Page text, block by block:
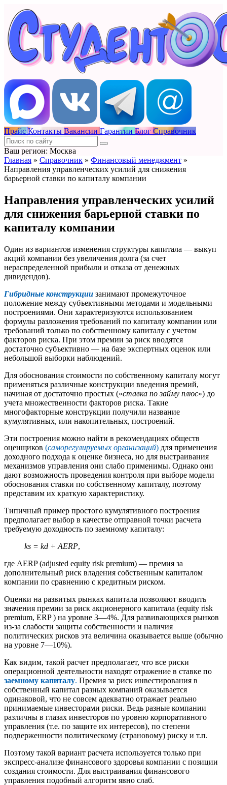
Прайс Контакты Вакансии Гарантии Блог Справочник
Ваш регион: Москва
Главная » Справочник » Финансовый менеджмент »
Направления управленческих усилий для снижения
барьерной ставки по капиталу компании
Направления управленческих усилий
для снижения барьерной ставки по
капиталу компании
Один из вариантов изменения структуры капитала — выкуп
акций компании без увеличения долга (за счет
нераспределенной прибыли и отказа от денежных
дивидендов).
Гибридные конструкции занимают промежуточное
положение между субъективными методами и модельными
построениями. Они характеризуются использованием
формулы разложения требований по капиталу компании или
требований только по собственному капиталу с учетом
факторов риска. При этом премии за риск вводятся
достаточно субъективно — на базе экспертных оценок или
небольшой выборки наблюдений.
Для обоснования стоимости по собственному капиталу могут
применяться различные конструкции введения премий,
начиная от достаточно простых («ставка по займу плюс») до
учета множественности факторов риска. Такие
многофакторные конструкции получили название
кумулятивных, или накопительных, построений.
Эти построения можно найти в рекомендациях обществ
оценщиков (саморегулируемых организаций) для применения
доходного подхода к оценке бизнеса, но для выстраивания
механизмов управления они слабо применимы. Однако они
дают возможность проведения контроля при выборе модели
обоснования ставки по собственному капиталу, поэтому
представим их краткую характеристику.
Типичный пример простого кумулятивного построения
предполагает выбор в качестве отправной точки расчета
требуемую доходность по заемному капиталу:
ks = kd + AERP,
где AERP (adjusted equity risk premium) — премия за
дополнительный риск владения собственным капиталом
компании по сравнению с кредитным риском.
Оценки на развитых рынках капитала позволяют вводить
значения премии за риск акционерного капитала (equity risk
premium, ERP ) на уровне 3—4%. Для развивающихся рынков
из-за слабости защиты собственности и наличия
политических рисков эта величина оказывается выше (обычно
на уровне 7—10%).
Как видим, такой расчет предполагает, что все риски
операционной деятельности находят отражение в ставке по
заемному капиталу. Премия за риск инвестирования в
собственный капитал разных компаний оказывается
одинаковой, что не совсем адекватно отражает реально
принимаемые инвесторами риски. Ведь разные компании
различны в глазах инвесторов по уровню корпоративного
управления (т.е. по защите их интересов), по степени
подверженности политическому (страновому) риску и т.п.
Поэтому такой вариант расчета используется только при
экспресс-анализе финансового здоровья компании с позиции
создания стоимости. Для выстраивания финансового
управления подобный алгоритм явно слаб.